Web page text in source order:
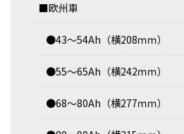
■欧州車
●43～54Ah（横208ｍｍ）
●55～65Ah（横242ｍｍ）
●68～80Ah（横277ｍｍ）